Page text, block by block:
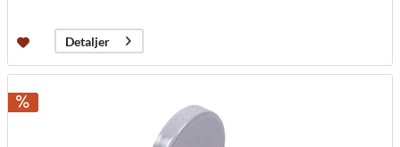
Detaljer